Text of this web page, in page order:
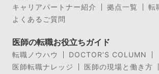
キャリアパートナー紹介
拠点一覧
転
よくあるご質問
医師の転職お役立ちガイド
転職ノウハウ
DOCTOR’S COLUMN
医師転職ナレッジ
医師の現場と働き方